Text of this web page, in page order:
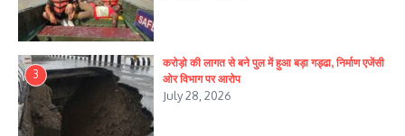
3
करोड़ो की लागत से बने पुल में हुआ बड़ा गड्ढा, निर्माण एजेंसी
ओर विभाग पर आरोप
July 28, 2026